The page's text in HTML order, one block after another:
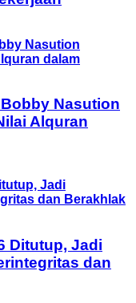
Nasution
Alquran
Ditutup, Jadi
dan